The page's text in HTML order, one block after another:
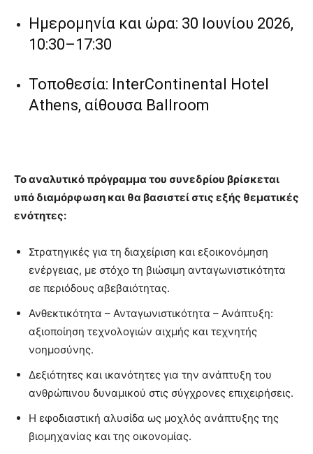
Ημερομηνία και ώρα: 30 Ιουνίου 2026,
10:30–17:30
Τοποθεσία: InterContinental Hotel
Athens, αίθουσα Ballroom
Το αναλυτικό πρόγραμμα του συνεδρίου βρίσκεται
υπό διαμόρφωση και θα βασιστεί στις εξής θεματικές
ενότητες:
Στρατηγικές για τη διαχείριση και εξοικονόμηση
ενέργειας, με στόχο τη βιώσιμη ανταγωνιστικότητα
σε περιόδους αβεβαιότητας.
Ανθεκτικότητα – Ανταγωνιστικότητα – Ανάπτυξη:
αξιοποίηση τεχνολογιών αιχμής και τεχνητής
νοημοσύνης.
Δεξιότητες και ικανότητες για την ανάπτυξη του
ανθρώπινου δυναμικού στις σύγχρονες επιχειρήσεις.
Η εφοδιαστική αλυσίδα ως μοχλός ανάπτυξης της
βιομηχανίας και της οικονομίας.